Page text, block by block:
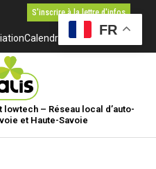
S'inscrire à la lettre d'infos
Calendrier
– Réseau local d’auto-
et Haute-Savoie
FR